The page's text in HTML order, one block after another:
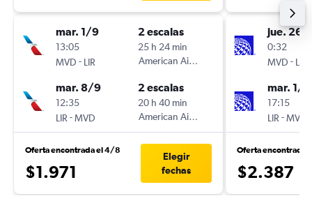
mar. 1/9
13:05
MVD - LIR
2 escalas
25 h 24 min
American Airlines
mar. 8/9
12:35
LIR -MVD
2 escalas
20 h 40 min
American Airlines
Oferta encontrada el 4/8
$1.971
Elegir
fechas
jue. 26/
0:32
MVD - LIR
mar. 1/
17:15
LIR -MVD
Oferta encontrada
$2.387